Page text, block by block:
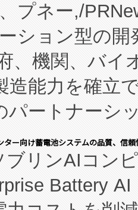
プネー,/
ション型の
、機関、バイ
造能力を確立
パートナーシ
社の実績ある
(FCCM™) プ
オ医薬品製造
ー向け蓄電池システムの品質、信
ブリンAIコン
Battery